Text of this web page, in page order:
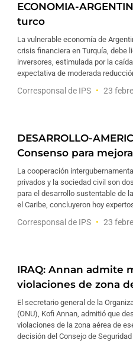
ECONOMIA-
turco
La vulnerable economía de
crisis financiera en Turquía, debe
inversores, estimulada por la
expectativa de moderada
Corresponsal de IPS 23
DESARROLLO-
Consenso para
La cooperación
privados y la sociedad civil son
para el desarrollo sustentable de
el Caribe, concluyeron hoy
Corresponsal de IPS 23
IRAQ: Annan admite
violaciones de zona
El secretario general de la
(ONU), Kofi Annan, admitió que
violaciones de la zona aérea de
decisión del Consejo de